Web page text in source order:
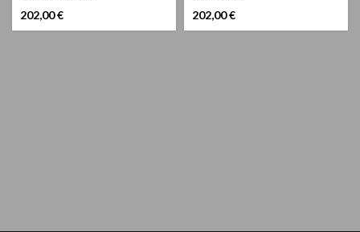
202,00€
202,00€